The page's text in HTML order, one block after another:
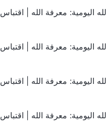
اليومية: معرفة الله | اقتباس
اليومية: معرفة الله | اقتباس
اليومية: معرفة الله | اقتباس
اليومية: معرفة الله | اقتباس